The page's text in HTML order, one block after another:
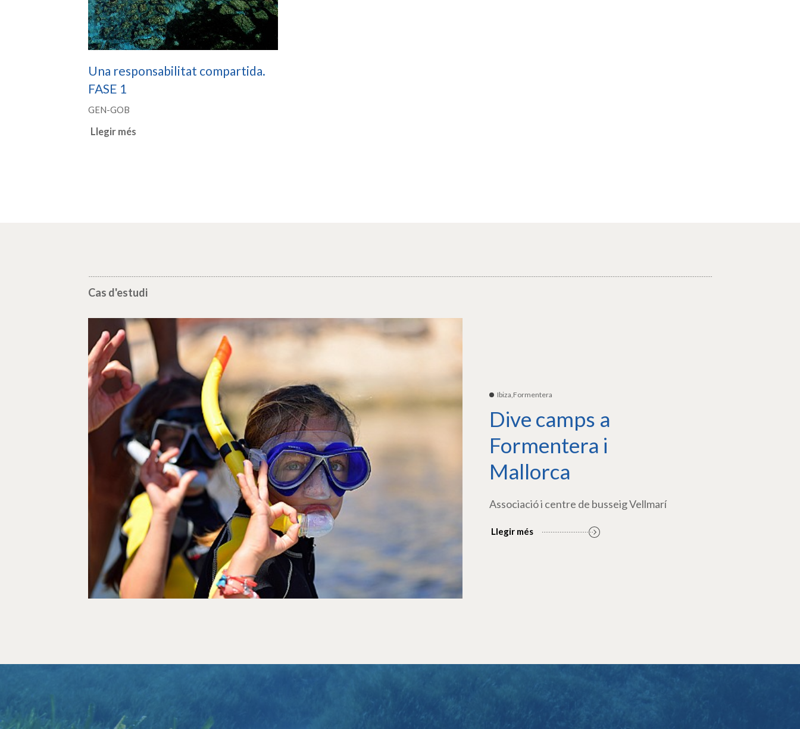
Una responsabilitat compartida.
FASE 1
GEN-GOB
Llegir més
Cas d'estudi
Ibiza,Formentera
Dive camps a
Formentera i
Mallorca
Associació i centre de busseig Vellmarí
Llegir més